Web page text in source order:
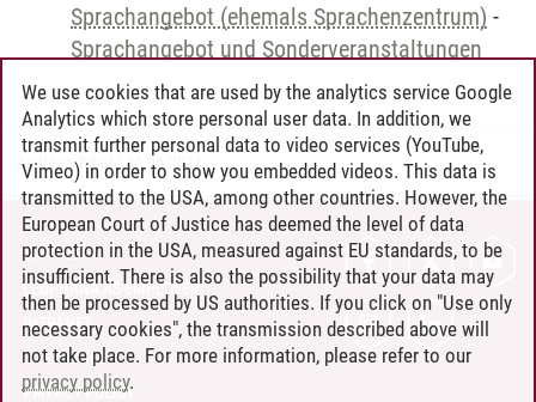
Sprachangebot (ehemals Sprachenzentrum) -
Sprachangebot und Sonderveranstaltungen
Andreea Tribel 30.06.2024
CONTACT
LEUPHANA AS EMPLOYER
INTRANET
SITE NOTICE
PRIVACY POLICY
We use cookies that are used by the analytics service Google
Analytics which store personal user data. In addition, we
transmit further personal data to video services (YouTube,
Vimeo) in order to show you embedded videos. This data is
transmitted to the USA, among other countries. However, the
European Court of Justice has deemed the level of data
protection in the USA, measured against EU standards, to be
insufficient. There is also the possibility that your data may
then be processed by US authorities. If you click on "Use only
necessary cookies", the transmission described above will
not take place. For more information, please refer to our
privacy policy.